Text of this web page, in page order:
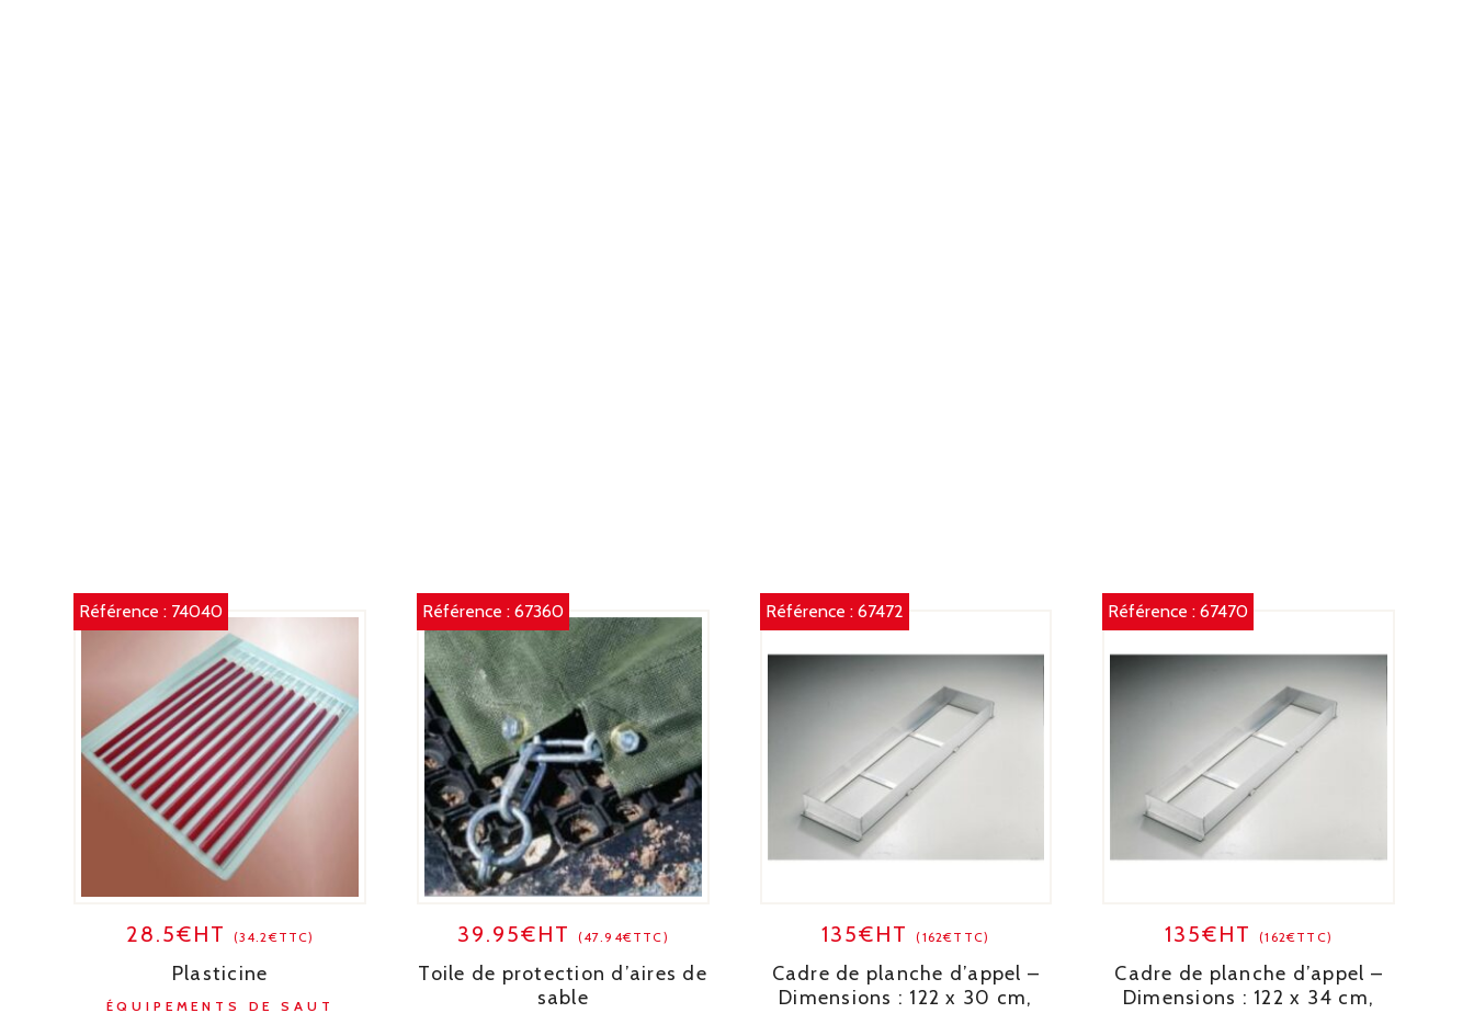
Référence : 74040
28.5€HT (34.2€TTC)
Plasticine
ÉQUIPEMENTS DE SAUT
Référence : 67360
39.95€HT (47.94€TTC)
Toile de protection d’aires de
sable
Référence : 67472
135€HT(162€TTC)
Cadre de planche d’appel –
Dimensions : 122 x 30 cm,
Référence :67470
135€HT(162€TTC)
Cadre de planche d’appel –
Dimensions : 122 x 34 cm,